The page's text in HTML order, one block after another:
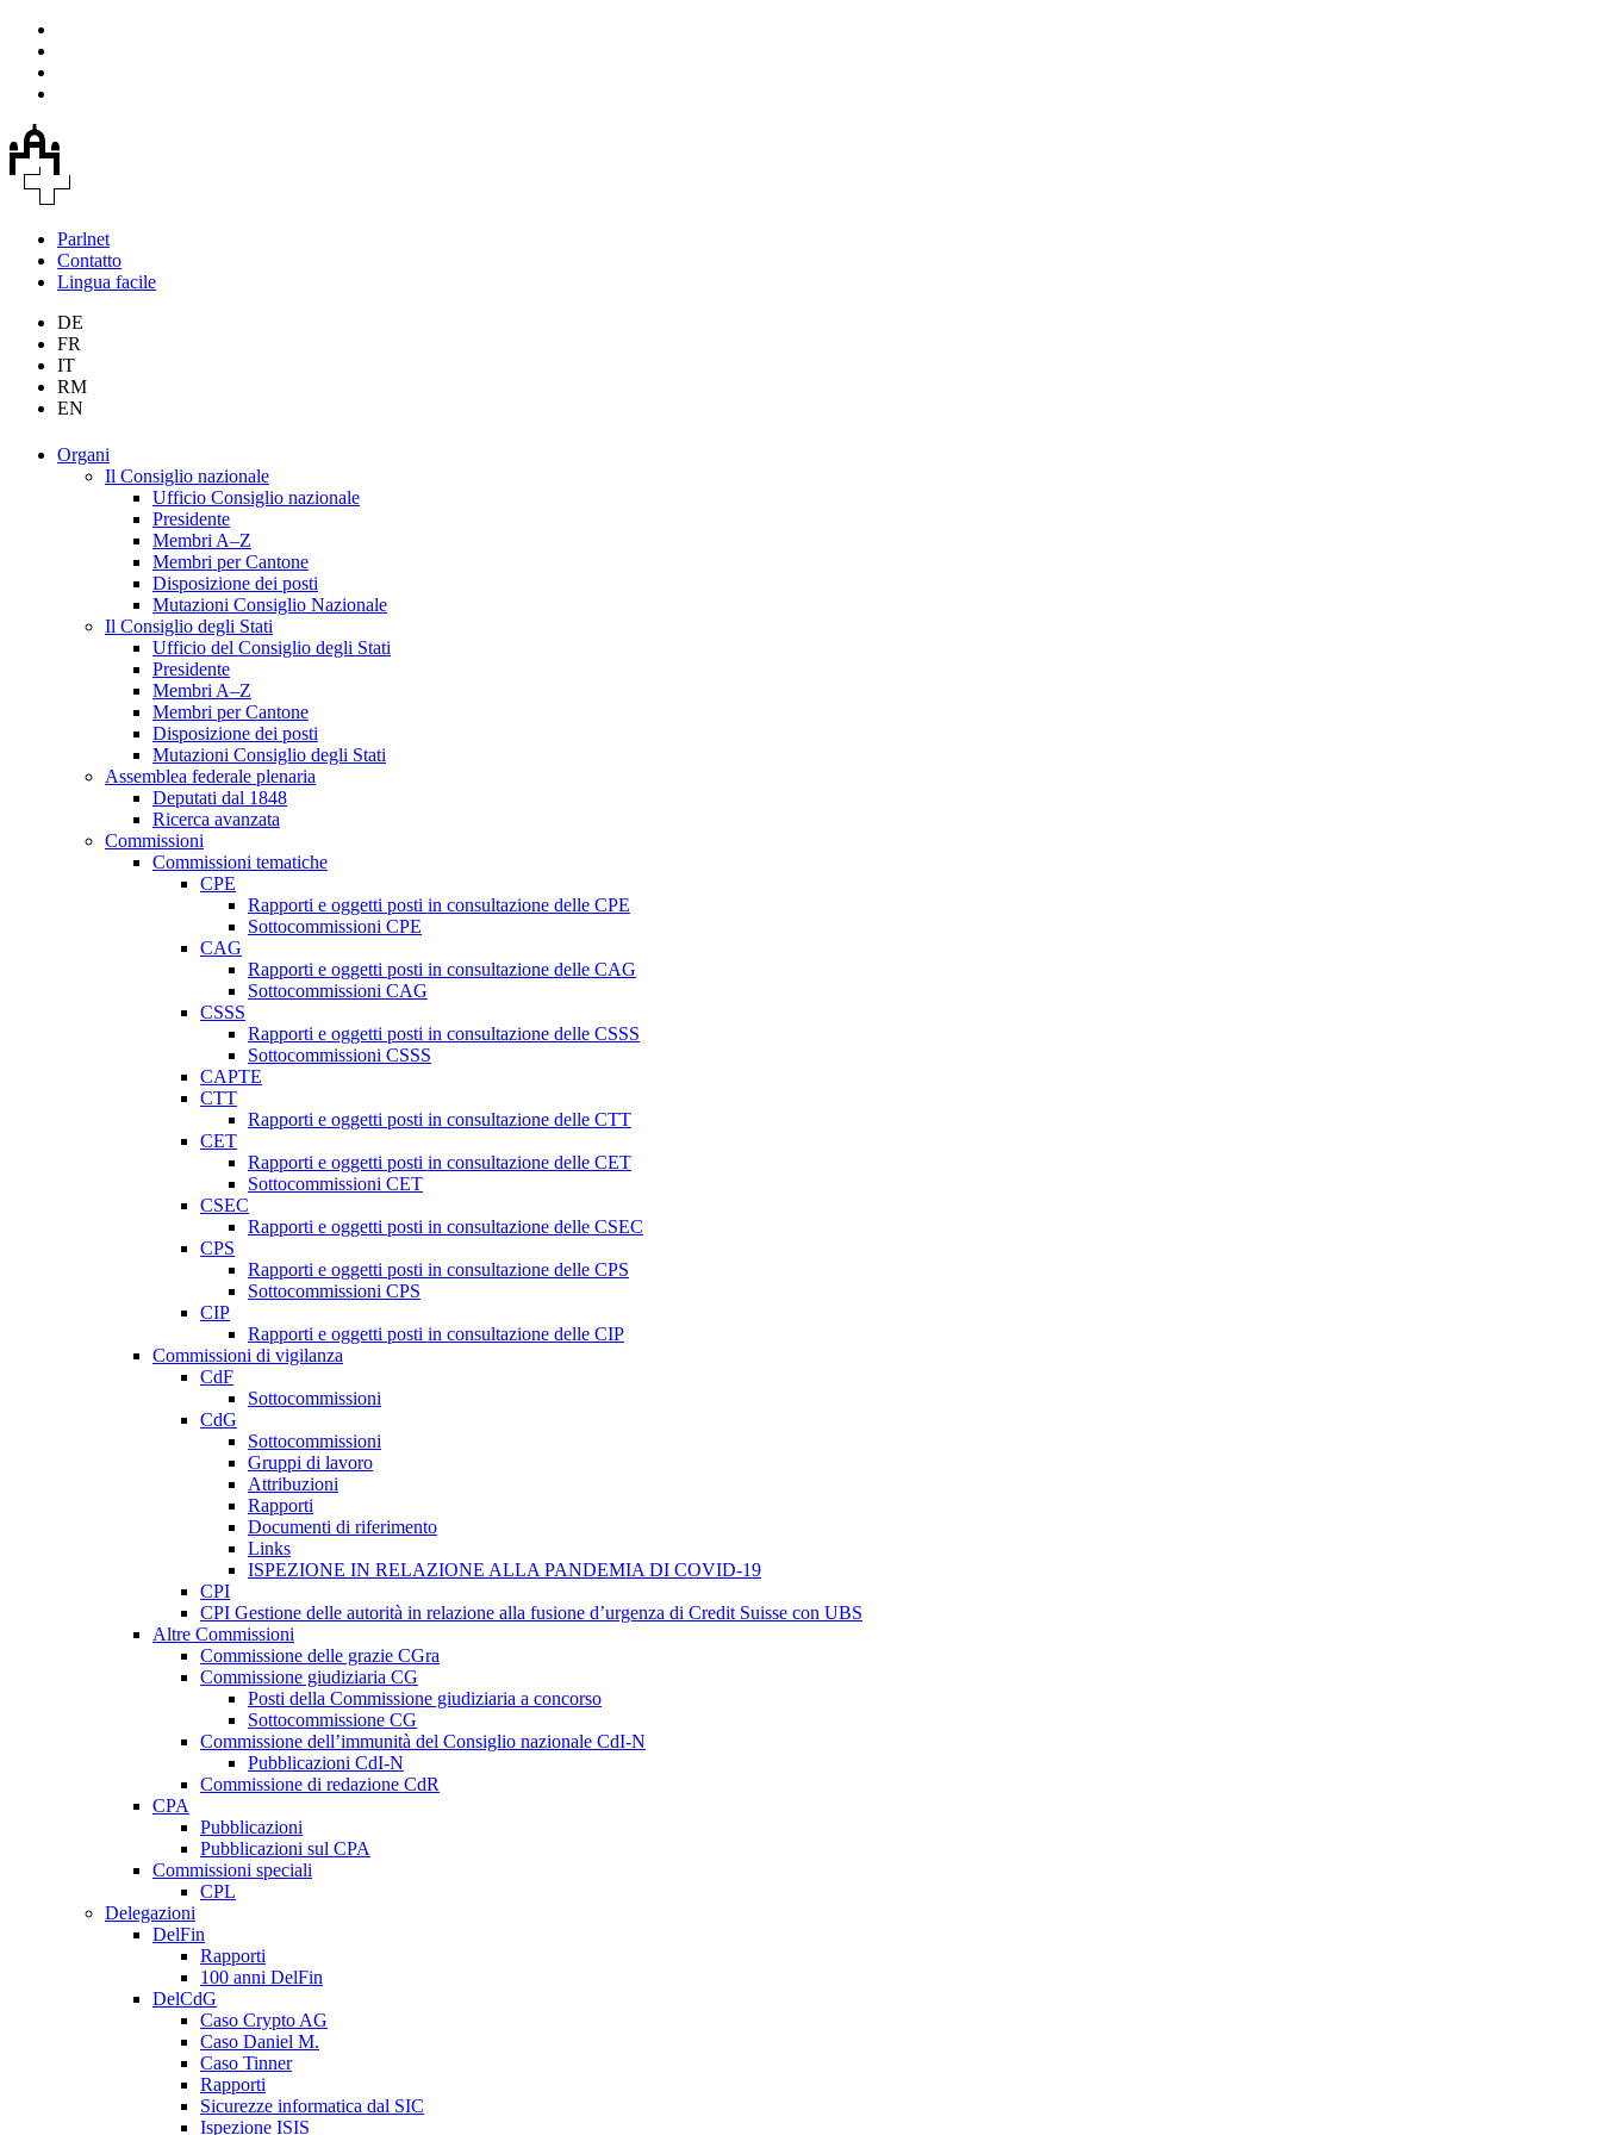
Parlnet
Contatto
Lingua facile
DE
FR
IT
RM
EN
Organi
Il Consiglio nazionale
Ufficio Consiglio nazionale
Presidente
Membri A–Z
Membri per Cantone
Disposizione dei posti
Mutazioni Consiglio Nazionale
Il Consiglio degli Stati
Ufficio del Consiglio degli Stati
Presidente
Membri A–Z
Membri per Cantone
Disposizione dei posti
Mutazioni Consiglio degli Stati
Assemblea federale plenaria
Deputati dal 1848
Ricerca avanzata
Commissioni
Commissioni tematiche
CPE
Rapporti e oggetti posti in consultazione delle CPE
Sottocommissioni CPE
CAG
Rapporti e oggetti posti in consultazione delle CAG
Sottocommissioni CAG
CSSS
Rapporti e oggetti posti in consultazione delle CSSS
Sottocommissioni CSSS
CAPTE
CTT
Rapporti e oggetti posti in consultazione delle CTT
CET
Rapporti e oggetti posti in consultazione delle CET
Sottocommissioni CET
CSEC
Rapporti e oggetti posti in consultazione delle CSEC
CPS
Rapporti e oggetti posti in consultazione delle CPS
Sottocommissioni CPS
CIP
Rapporti e oggetti posti in consultazione delle CIP
Commissioni di vigilanza
CdF
Sottocommissioni
CdG
Sottocommissioni
Gruppi di lavoro
Attribuzioni
Rapporti
Documenti di riferimento
Links
ISPEZIONE IN RELAZIONE ALLA PANDEMIA DI COVID-19
CPI
CPI Gestione delle autorità in relazione alla fusione d’urgenza di Credit Suisse con UBS
Altre Commissioni
Commissione delle grazie CGra
Commissione giudiziaria CG
Posti della Commissione giudiziaria a concorso
Sottocommissione CG
Commissione dell’immunità del Consiglio nazionale CdI-N
Pubblicazioni CdI-N
Commissione di redazione CdR
CPA
Pubblicazioni
Pubblicazioni sul CPA
Commissioni speciali
CPL
Delegazioni
DelFin
Rapporti
100 anni DelFin
DelCdG
Caso Crypto AG
Caso Daniel M.
Caso Tinner
Rapporti
Sicurezze informatica dal SIC
Ispezione ISIS